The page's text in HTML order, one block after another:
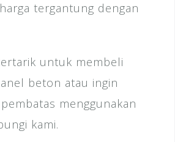
tergantung dengan
untuk membeli
beton atau ingin
menggunakan
kami.